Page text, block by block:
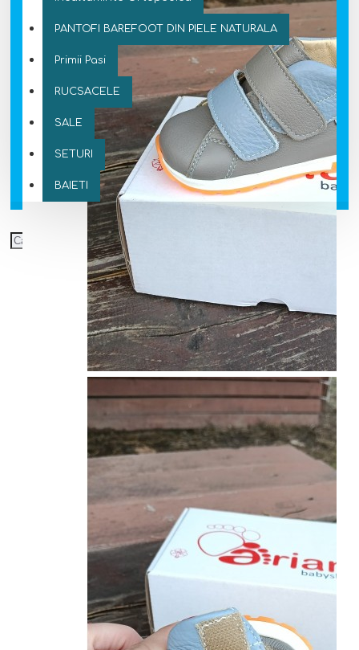
PANTOFI BAREFOOT DIN PIELE NATURALA
Primii Pasi
RUCSACELE
SALE
SETURI
BAIETI